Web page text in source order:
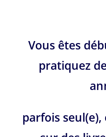
Vous êtes
pratiquez
parfois